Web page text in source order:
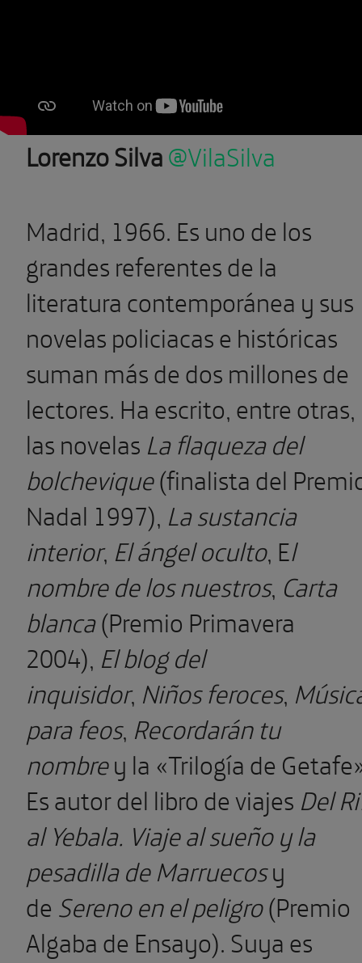
Lorenzo Silva@VilaSilva
Madrid, 1966. Es uno de los
grandes referentes de la
literatura contemporánea y sus
novelas policiacas e históricas
suman más de dos millones de
lectores. Ha escrito, entre otras,
las novelas La flaqueza del
bolchevique(finalista del
Nadal 1997), La sustancia
interior, El ángel oculto, El
nombre de los nuestros, Carta
blanca(Premio Primavera
2004), El blog del
inquisidor, Niños feroces,
para feos, Recordarán tu
nombrey la «Trilogía de
Es autor del libro de viajes Del
al Yebala. Viaje al sueño y la
pesadilla de Marruecosy
de Sereno en el peligro(Premio
Algaba de Ensayo). Suya es